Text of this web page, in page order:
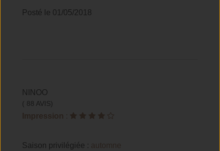
Posté le 01/05/2018
NINOO
( 88 AVIS)
Impression :
Saison privilégiée : automne